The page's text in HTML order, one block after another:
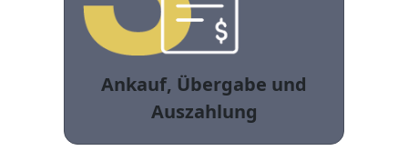
Ankauf, Übergabe und
Auszahlung